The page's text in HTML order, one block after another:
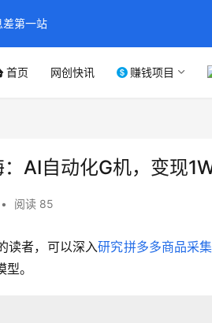
首页 网创快讯 赚钱项目
AI自动化G机，变现
• 阅读 85
读者，可以深入研究拼多多商品采
。
第一站